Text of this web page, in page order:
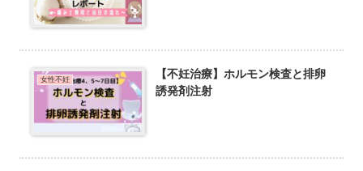
女性不妊
【不妊治療】ホルモン検査と排卵
誘発剤注射